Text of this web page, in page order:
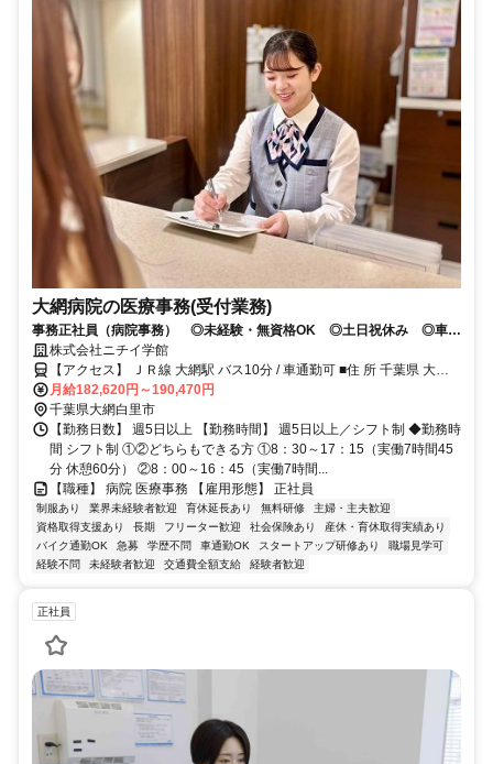
大網病院の医療事務(受付業務)
事務正社員（病院事務） ◎未経験・無資格OK ◎土日祝休み ◎車通
勤OK ◎スマートフォンでWEB面接できます！
株式会社ニチイ学館
【アクセス】 ＪＲ線 大網駅 バス10分 / 車通勤可 ■住 所 千葉県 大網
白里市 富田884-1 ■アクセス ＪＲ線 大網駅 バス10分 / 車通勤可
月給182,620円～190,470円
千葉県大網白里市
【勤務日数】 週5日以上 【勤務時間】 週5日以上／シフト制 ◆勤務時
間 シフト制 ①②どちらもできる方 ①8：30～17：15（実働7時間45
分 休憩60分） ②8：00～16：45（実働7時間...
【職種】 病院 医療事務 【雇用形態】 正社員
制服あり 業界未経験者歓迎 育休延長あり 無料研修
主婦・主夫歓迎
資格取得支援あり
長期 フリーター歓迎 社会保険あり
産休・育休取得実績あり
バイク通勤OK
急募 学歴不問 車通勤OK スタートアップ研修あり
職場見学可
経験不問
未経験者歓迎 交通費全額支給 経験者歓迎
正社員